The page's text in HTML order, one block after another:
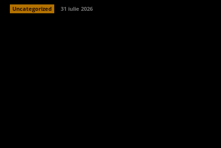
Uncategorized 31 iulie 2026